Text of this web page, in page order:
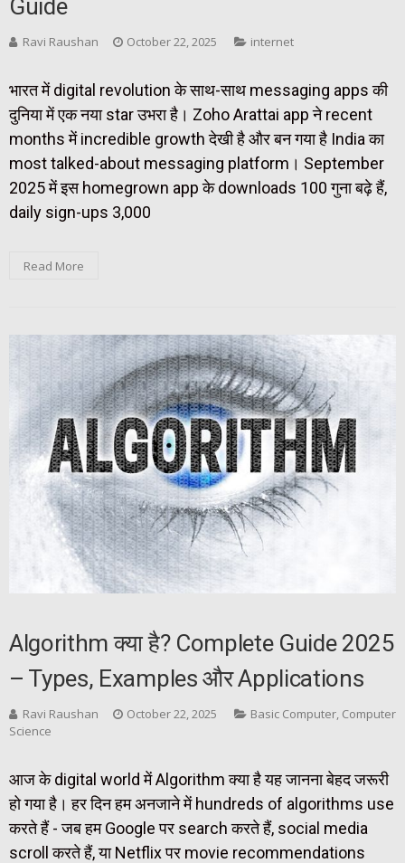
Guide
Ravi Raushan October 22, 2025 internet
भारत में digital revolution के साथ-साथ messaging apps की
दुनिया में एक नया star उभरा है। Zoho Arattai app ने recent
months में incredible growth देखी है और बन गया है India का
most talked-about messaging platform। September
2025 में इस homegrown app के downloads 100 गुना बढ़े हैं,
daily sign-ups 3,000
Read More
Algorithm क्या है? Complete Guide 2025
– Types, Examples और Applications
Ravi Raushan October 22, 2025 Basic Computer Computer
Science
आज के digital world में Algorithm क्या है यह जानना बेहद जरूरी
हो गया है। हर दिन हम अनजाने में hundreds of algorithms use
करते हैं - जब हम Google पर search करते हैं, social media
scroll करते हैं, या Netflix पर movie recommendations